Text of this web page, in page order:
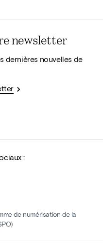
newsletter
dernières nouvelles de
:
de numérisation de la